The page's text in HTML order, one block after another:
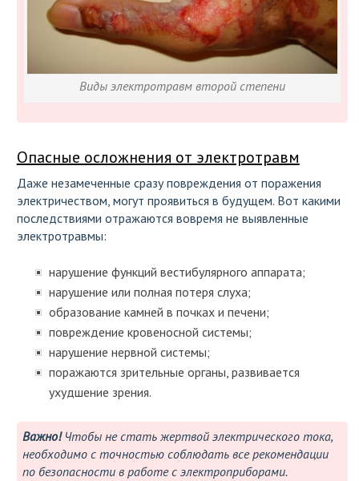
Виды электротравм второй степени
Опасные осложнения от электротравм
Даже незамеченные сразу повреждения от поражения
электричеством, могут проявиться в будущем. Вот какими
последствиями отражаются вовремя не выявленные
электротравмы:
нарушение функций вестибулярного аппарата;
нарушение или полная потеря слуха;
образование камней в почках и печени;
повреждение кровеносной системы;
нарушение нервной системы;
поражаются зрительные органы, развивается
ухудшение зрения.
Важно!Чтобы не стать жертвой электрического тока,
необходимо с точностью соблюдать все рекомендации
по безопасности в работе с электроприборами.